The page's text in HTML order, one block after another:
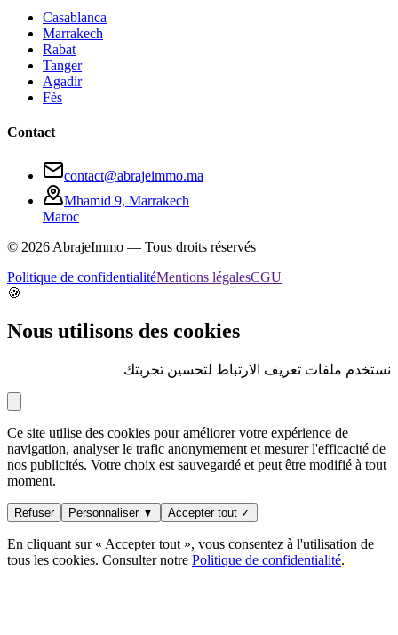
Casablanca
Marrakech
Rabat
Tanger
Agadir
Fès
Contact
contact@abrajeimmo.ma
Mhamid 9, Marrakech
Maroc
© 2026AbrajeImmo — Tous droits réservés
Politique de confidentialitéMentions légalesCGU
🍪
Nous utilisons des cookies
نستخدم ملفات تعريف الارتباط لتحسين تجربتك
Ce site utilise des cookies pour améliorer votre expérience de
navigation, analyser le trafic anonymement et mesurer l'efficacité de
nos publicités. Votre choix est sauvegardé et peut être modifié à tout
moment.
Refuser Personnaliser ▼ Accepter tout ✓
En cliquant sur « Accepter tout », vous consentez à l'utilisation de
tous les cookies. Consulter notre Politique de confidentialité.